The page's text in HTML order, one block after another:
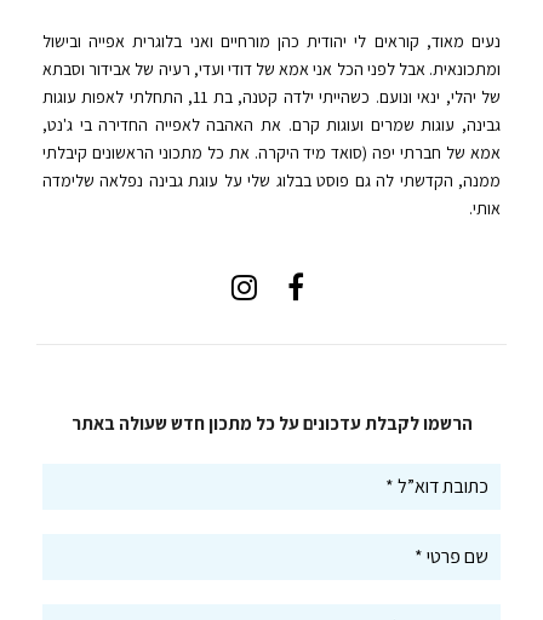
נעים מאוד, קוראים לי יהודית כהן מורחיים ואני בלוגרית אפייה ובישול
ומתכונאית. אבל לפני הכל אני אמא של דודי ועדי, רעיה של אבידור וסבתא
של יהלי, ינאי ונועם. כשהייתי ילדה קטנה, בת 11, התחלתי לאפות עוגות
גבינה, עוגות שמרים ועוגות קרם. את האהבה לאפייה החדירה בי ג'נט,
אמא של חברתי יפה (סואד מיד היקרה. את כל מתכוני הראשונים קיבלתי
ממנה, הקדשתי לה גם פוסט בבלוג שלי על עוגת גבינה נפלאה שלימדה
אותי.
הרשמו לקבלת עדכונים על כל מתכון חדש שעולה באתר